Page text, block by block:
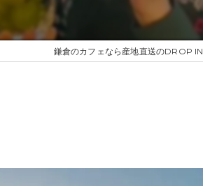
鎌倉のカフェなら産地直送のDROP IN